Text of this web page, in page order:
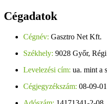
Cégadatok
Cégnév: Gasztro Net Kft.
Székhely: 9028 Győr,
Levelezési cím: ua. mint a
Cégjegyzékszám: 08-09-